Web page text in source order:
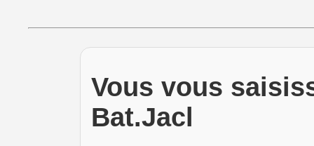
Vous vous
Bat.Jacl